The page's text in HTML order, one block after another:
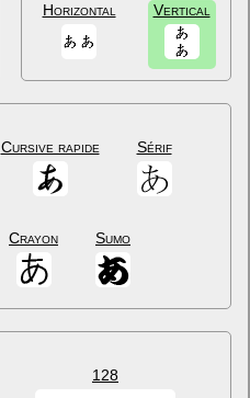
Horizontal Vertical
Cursive rapide Sérif
Crayon Sumo
128